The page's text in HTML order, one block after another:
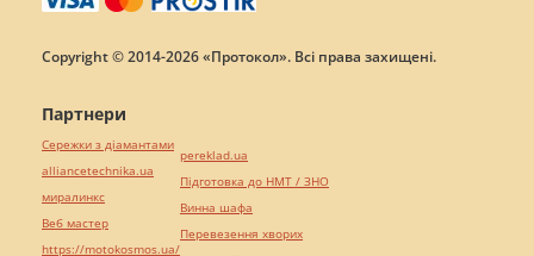
Copyright © 2014-2026 «Протокол». Всі права захищені.
Партнери
Сережки з діамантами
alliancetechnika.ua
миралинкс
Веб мастер
https://motokosmos.ua/
pereklad.ua
Підготовка до НМТ / ЗНО
Винна шафа
Перевезення хворих